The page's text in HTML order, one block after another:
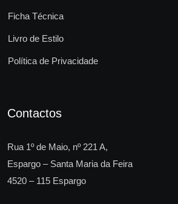
Ficha Técnica
Livro de Estilo
Política de Privacidade
Contactos
Rua 1º de Maio, nº 221 A,
Espargo – Santa Maria da Feira
4520 – 115 Espargo